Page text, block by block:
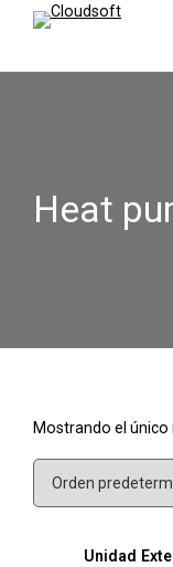
Heat
Mostrando el único
Unidad